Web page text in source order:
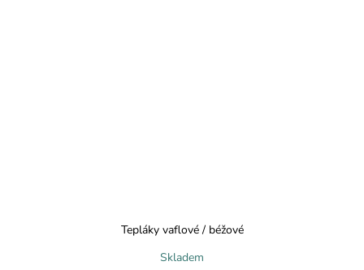
Tepláky vaflové / béžové
Skladem